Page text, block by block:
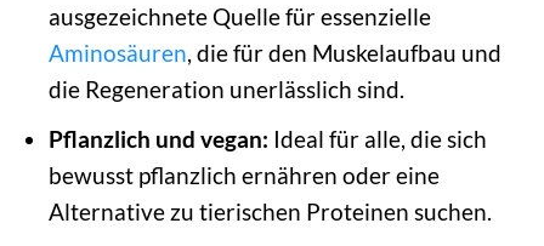
ausgezeichnete Quelle für essenzielle
Aminosäuren , die für den Muskelaufbau und
die Regeneration unerlässlich sind.
Pflanzlich und vegan: Ideal für alle, die sich
bewusst pflanzlich ernähren oder eine
Alternative zu tierischen Proteinen suchen.